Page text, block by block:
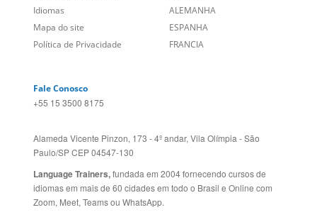
Sugestões
Folheto dos Cursos de
Idiomas
AUSTRÁLIA E NOVA
ZELÂNDIA
ALEMANHA
+55 15 3500 8175
Alameda Vicente Pinzon, 173 - 4º andar, Vila Olímpia - São
Paulo/SP CEP 04547-130
Language Trainers,fundada em 2004 fornecendo cursos de